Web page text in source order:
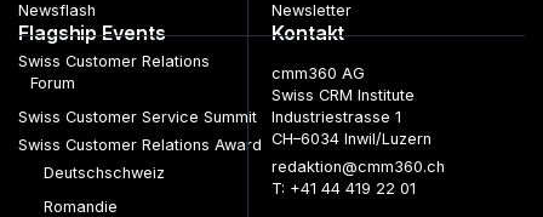
Newsflash
Newsletter
Flagship Events
Swiss Customer Relations
Forum
Swiss Customer Service Summit
Swiss Customer Relations Award
Deutschschweiz
Romandie
Kontakt
cmm360 AG
Swiss CRM Institute
Industriestrasse 1
CH–6034 Inwil/Luzern
redaktion@cmm360.ch
T: +41 44 419 22 01